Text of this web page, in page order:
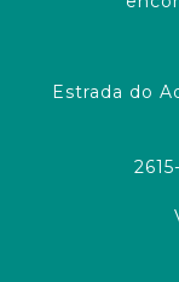
Estrada do